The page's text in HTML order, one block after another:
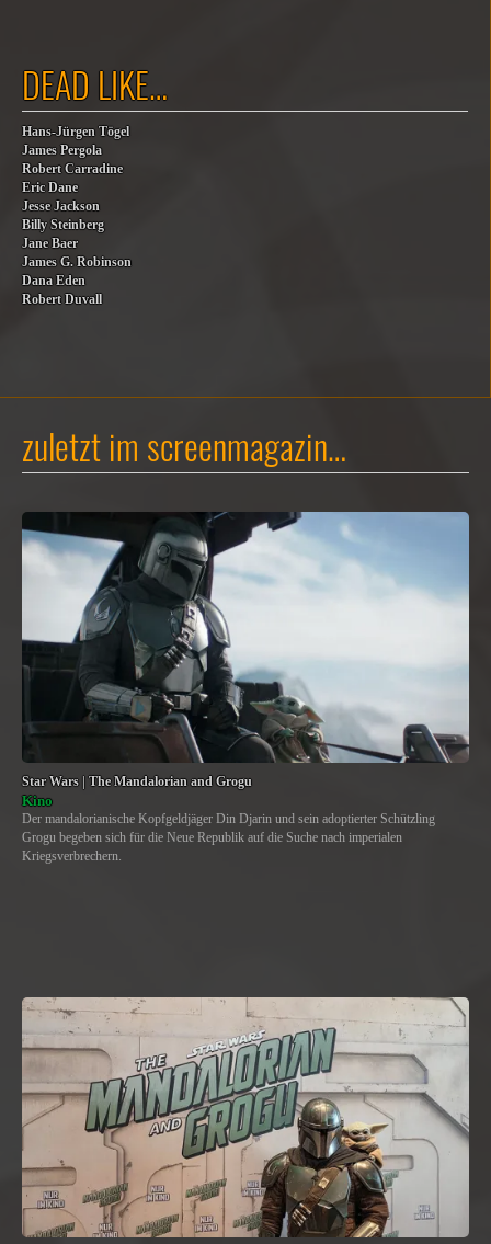
DEAD LIKE…
Hans-Jürgen Tögel
James Pergola
Robert Carradine
Eric Dane
Jesse Jackson
Billy Steinberg
Jane Baer
James G. Robinson
Dana Eden
Robert Duvall
zuletzt im screenmagazin…
Star Wars | The Mandalorian and Grogu
Kino
Der mandalorianische Kopfgeldjäger Din Djarin und sein adoptierter Schützling
Grogu begeben sich für die Neue Republik auf die Suche nach imperialen
Kriegsverbrechern.